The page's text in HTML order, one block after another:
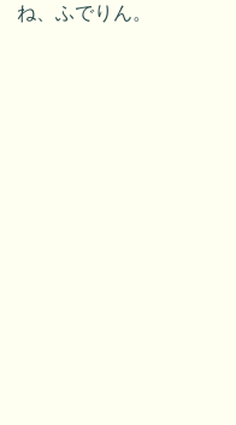
ね、ふでりん。